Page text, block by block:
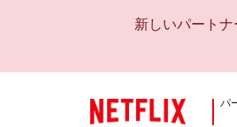
新しいパート
パ